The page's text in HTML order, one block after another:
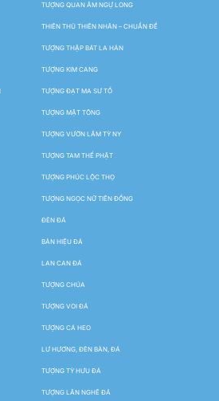
TƯỢNG QUAN ÂM NGỰ LONG
THIÊN THỦ THIÊN NHÃN – CHUẨN ĐỀ
TƯỢNG THẬP BÁT LA HÁN
TƯỢNG KIM CANG
TƯỢNG ĐẠT MA SƯ TỔ
TƯỢNG MẬT TÔNG
TƯỢNG VƯỜN LÂM TỲ NY
TƯỢNG TAM THẾ PHẬT
TƯỢNG PHÚC LỘC THỌ
TƯỢNG NGỌC NỮ TIÊN ĐỒNG
ĐÈN ĐÁ
BẢN HIỆU ĐÁ
LAN CAN ĐÁ
TƯỢNG CHÚA
TƯỢNG VOI ĐÁ
TƯỢNG CÁ HEO
LƯ HƯƠNG, ĐÈN BÀN, ĐÁ
TƯỢNG TỲ HƯU ĐÁ
TƯỢNG LÂN NGHÊ ĐÁ